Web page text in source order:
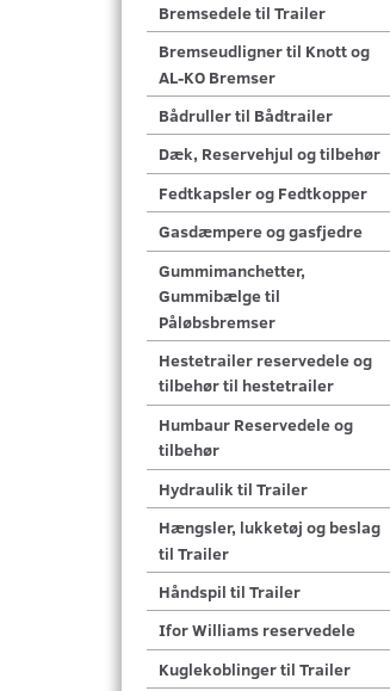
Bremsedele til Trailer
Bremseudligner til Knott og
AL-KO Bremser
Bådruller til Bådtrailer
Dæk, Reservehjul og tilbehør
Fedtkapsler og Fedtkopper
Gasdæmpere og gasfjedre
Gummimanchetter,
Gummibælge til
Påløbsbremser
Hestetrailer reservedele og
tilbehør til hestetrailer
Humbaur Reservedele og
tilbehør
Hydraulik til Trailer
Hængsler, lukketøj og beslag
til Trailer
Håndspil til Trailer
Ifor Williams reservedele
Kuglekoblinger til Trailer